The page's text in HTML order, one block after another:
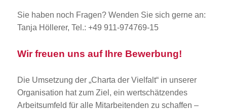
Sie haben noch Fragen? Wenden Sie sich gerne an:
Tanja Höllerer, Tel.: +49 911-974769-15
Wir freuen uns auf Ihre Bewerbung!
Die Umsetzung der „Charta der Vielfalt“ in unserer
Organisation hat zum Ziel, ein wertschätzendes
Arbeitsumfeld für alle Mitarbeitenden zu schaffen –